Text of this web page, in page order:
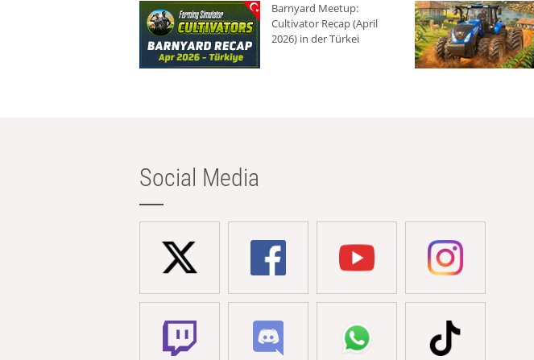
Barnyard Meetup:
Cultivator Recap (April
2026) in der Türkei
Social Media